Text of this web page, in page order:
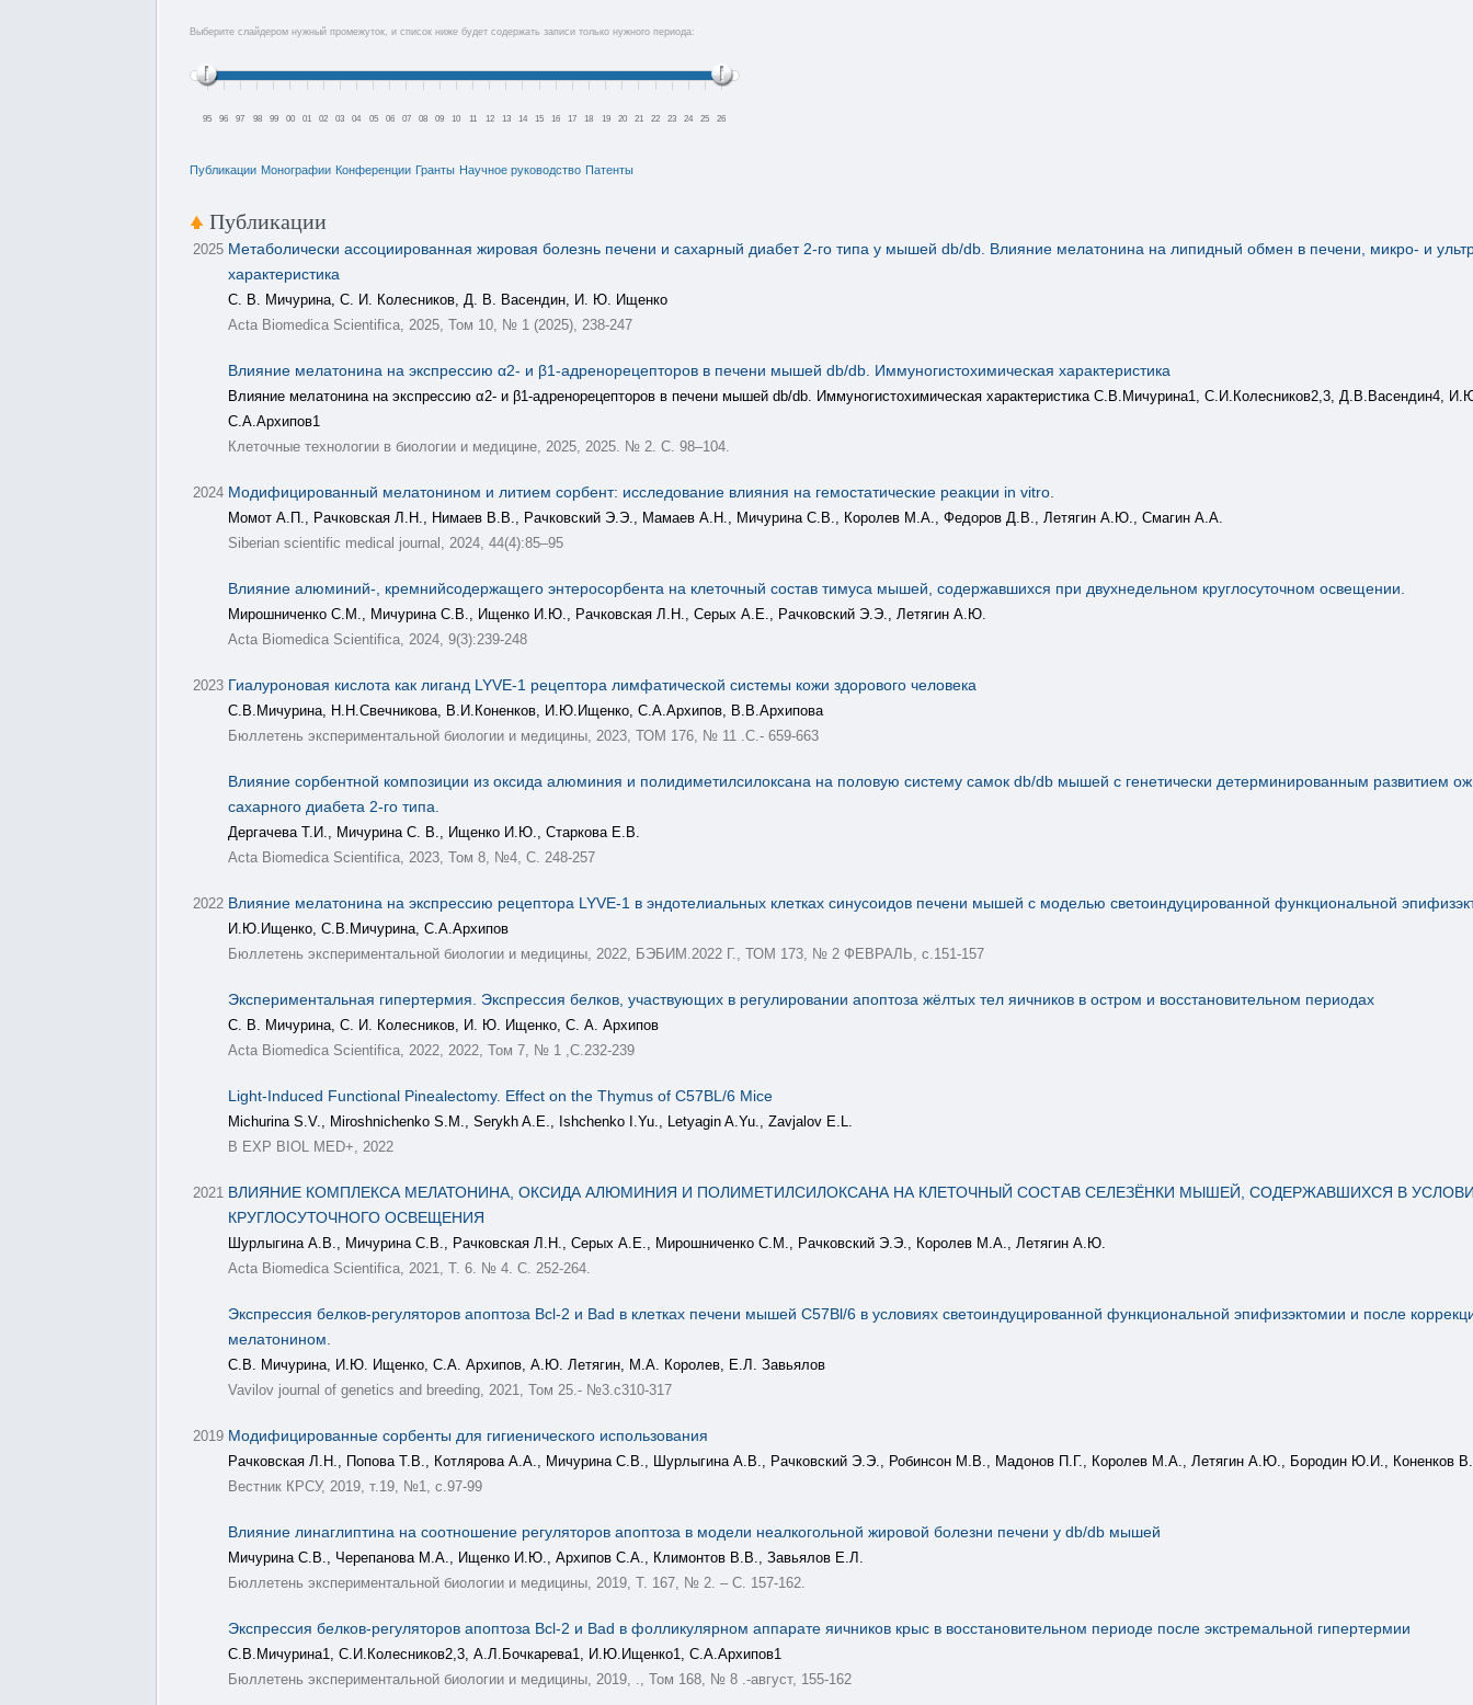
Выберите слайдером нужный промежуток, и список ниже будет содержать записи только нужного периода:
95 96 97 98 99 00 01 02 03 04 05 06 07 08 09 10 11 12 13 14 15 16 17 18 19 20 21 22 23 24 25 26
Публикации Монографии Конференции Гранты Научное руководство Патенты
Публикации
2025 Метаболически ассоциированная жировая болезнь печени и сахарный диабет 2-го типа у мышей db/db. Влияние мелатонина на липидный обмен в печени, микро- и
характеристика
С. В. Мичурина, С. И. Колесников, Д. В. Васендин, И. Ю. Ищенко
Acta Biomedica Scientifica, 2025, Том 10, № 1 (2025), 238-247
Влияние мелатонина на экспрессию α2- и β1-адренорецепторов в печени мышей db/db. Иммуногистохимическая характеристика
Влияние мелатонина на экспрессию α2- и β1-адренорецепторов в печени мышей db/db. Иммуногистохимическая характеристика С.В.Мичурина1, С.И.Колесников2,3, Д.В.Васендин4,
С.А.Архипов1
Клеточные технологии в биологии и медицине, 2025, 2025. № 2. С. 98–104.
2024 Модифицированный мелатонином и литием сорбент: исследование влияния на гемостатические реакции in vitro.
Момот А.П., Рачковская Л.Н., Нимаев В.В., Рачковский Э.Э., Мамаев А.Н., Мичурина С.В., Королев М.А., Федоров Д.В., Летягин А.Ю., Смагин А.А.
Siberian scientific medical journal, 2024, 44(4):85–95
Влияние алюминий-, кремнийсодержащего энтеросорбента на клеточный состав тимуса мышей, содержавшихся при двухнедельном круглосуточном освещении.
Мирошниченко С.М., Мичурина С.В., Ищенко И.Ю., Рачковская Л.Н., Серых А.Е., Рачковский Э.Э., Летягин А.Ю.
Acta Biomedica Scientifica, 2024, 9(3):239-248
2023 Гиалуроновая кислота как лиганд LYVE-1 рецептора лимфатической системы кожи здорового человека
С.В.Мичурина, Н.Н.Свечникова, В.И.Коненков, И.Ю.Ищенко, С.А.Архипов, В.В.Архипова
Бюллетень экспериментальной биологии и медицины, 2023, ТОМ 176, № 11 .С.- 659-663
Влияние сорбентной композиции из оксида алюминия и полидиметилсилоксана на половую систему самок db/db мышей с генетически детерминированным развитием
сахарного диабета 2-го типа.
Дергачева Т.И., Мичурина С. В., Ищенко И.Ю., Старкова Е.В.
Acta Biomedica Scientifica, 2023, Том 8, №4, C. 248-257
2022 Влияние мелатонина на экспрессию рецептора LYVE-1 в эндотелиальных клетках синусоидов печени мышей с моделью светоиндуцированной функциональной
И.Ю.Ищенко, С.В.Мичурина, С.А.Архипов
Бюллетень экспериментальной биологии и медицины, 2022, БЭБИМ.2022 Г., ТОМ 173, № 2 ФЕВРАЛЬ, с.151-157
Экспериментальная гипертермия. Экспрессия белков, участвующих в регулировании апоптоза жёлтых тел яичников в остром и восстановительном периодах
С. В. Мичурина, С. И. Колесников, И. Ю. Ищенко, С. А. Архипов
Acta Biomedica Scientifica, 2022, 2022, Том 7, № 1 ,С.232-239
Light-Induced Functional Pinealectomy. Effect on the Thymus of C57BL/6 Mice
Michurina S.V., Miroshnichenko S.M., Serykh A.E., Ishchenko I.Yu., Letyagin A.Yu., Zavjalov E.L.
B EXP BIOL MED+, 2022
2021 ВЛИЯНИЕ КОМПЛЕКСА МЕЛАТОНИНА, ОКСИДА АЛЮМИНИЯ И ПОЛИМЕТИЛСИЛОКСАНА НА КЛЕТОЧНЫЙ СОСТАВ СЕЛЕЗЁНКИ МЫШЕЙ, СОДЕРЖАВШИХСЯ В
КРУГЛОСУТОЧНОГО ОСВЕЩЕНИЯ
Шурлыгина А.В., Мичурина С.В., Рачковская Л.Н., Серых А.Е., Мирошниченко С.М., Рачковский Э.Э., Королев М.А., Летягин А.Ю.
Acta Biomedica Scientifica, 2021, Т. 6. № 4. С. 252-264.
Экспрессия белков-регуляторов апоптоза Bcl-2 и Bad в клетках печени мышей C57Bl/6 в условиях светоиндуцированной функциональной эпифизэктомии и после
мелатонином.
С.В. Мичурина, И.Ю. Ищенко, С.А. Архипов, А.Ю. Летягин, М.А. Королев, Е.Л. Завьялов
Vavilov journal of genetics and breeding, 2021, Том 25.- №3.с310-317
2019 Модифицированные сорбенты для гигиенического использования
Рачковская Л.Н., Попова Т.В., Котлярова А.А., Мичурина С.В., Шурлыгина А.В., Рачковский Э.Э., Робинсон М.В., Мадонов П.Г., Королев М.А., Летягин А.Ю., Бородин Ю.И., Коненков
Вестник КРСУ, 2019, т.19, №1, с.97-99
Влияние линаглиптина на соотношение регуляторов апоптоза в модели неалкогольной жировой болезни печени у db/db мышей
Мичурина С.В., Черепанова М.А., Ищенко И.Ю., Архипов С.А., Климонтов В.В., Завьялов Е.Л.
Бюллетень экспериментальной биологии и медицины, 2019, Т. 167, № 2. – С. 157-162.
Экспрессия белков-регуляторов апоптоза Bcl-2 и Bad в фолликулярном аппарате яичников крыс в восстановительном периоде после экстремальной гипертермии
С.В.Мичурина1, С.И.Колесников2,3, А.Л.Бочкарева1, И.Ю.Ищенко1, С.А.Архипов1
Бюллетень экспериментальной биологии и медицины, 2019, ., Том 168, № 8 .-август, 155-162